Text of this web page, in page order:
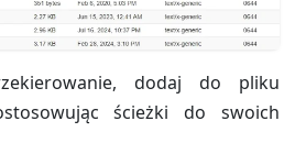
dodaj do pliku
ścieżki do swoich